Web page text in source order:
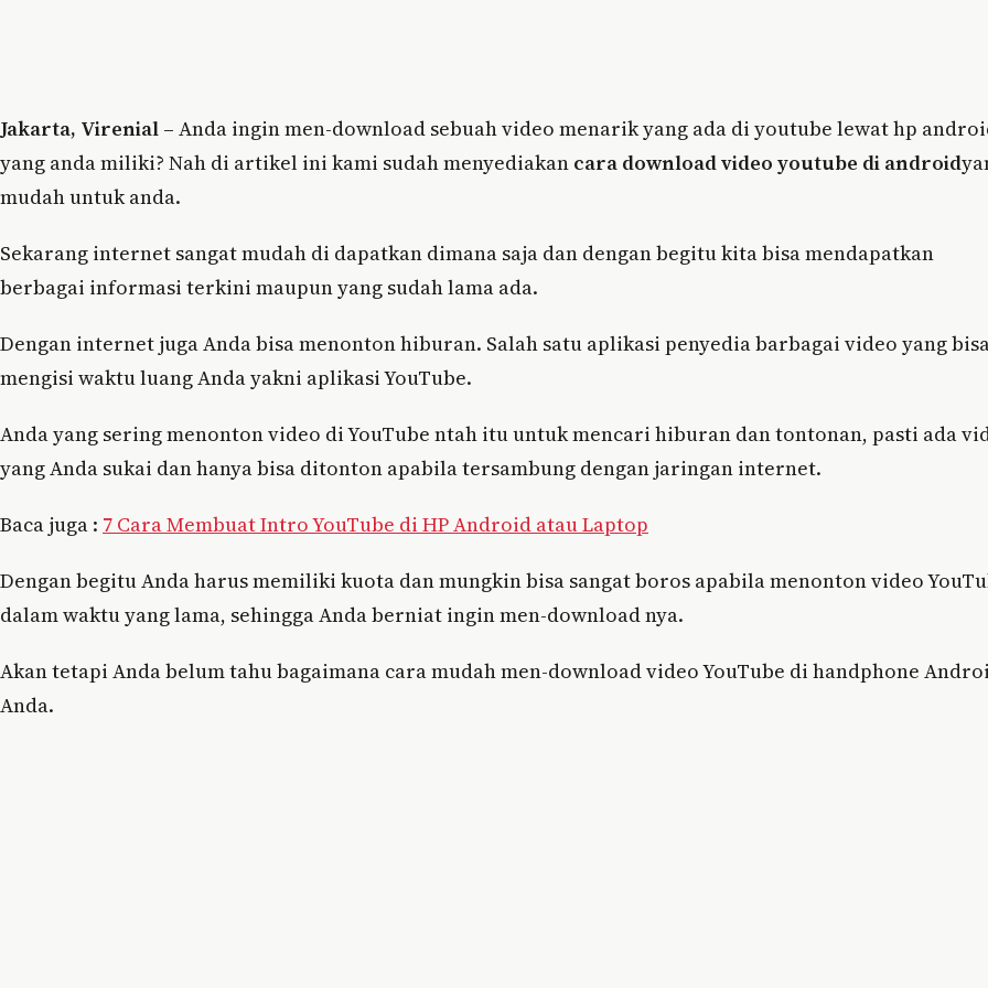
Jakarta, Virenial – Anda ingin men-download sebuah video menarik yang ada di youtube lewat hp
yang anda miliki? Nah di artikel ini kami sudah menyediakan cara download video youtube di android
mudah untuk anda.
Sekarang internet sangat mudah di dapatkan dimana saja dan dengan begitu kita bisa mendapatkan
berbagai informasi terkini maupun yang sudah lama ada.
Dengan internet juga Anda bisa menonton hiburan. Salah satu aplikasi penyedia barbagai video yang
mengisi waktu luang Anda yakni aplikasi YouTube.
Anda yang sering menonton video di YouTube ntah itu untuk mencari hiburan dan tontonan, pasti ada
yang Anda sukai dan hanya bisa ditonton apabila tersambung dengan jaringan internet.
Baca juga : 7 Cara Membuat Intro YouTube di HP Android atau Laptop
Dengan begitu Anda harus memiliki kuota dan mungkin bisa sangat boros apabila menonton video
dalam waktu yang lama, sehingga Anda berniat ingin men-download nya.
Akan tetapi Anda belum tahu bagaimana cara mudah men-download video YouTube di handphone
Anda.